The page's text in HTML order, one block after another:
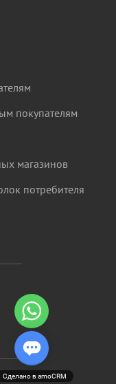
покупателям
магазинов
потребителя
Сделано в amoCRM